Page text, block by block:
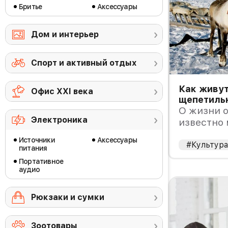
Бритье
Аксессуары
Дом и интерьер
Спорт и активный отдых
Офис ХХI века
Электроника
Источники
питания
Портативное
аудио
Аксессуары
Рюкзаки и сумки
Зоотовары
Как
О жизни
#Культура